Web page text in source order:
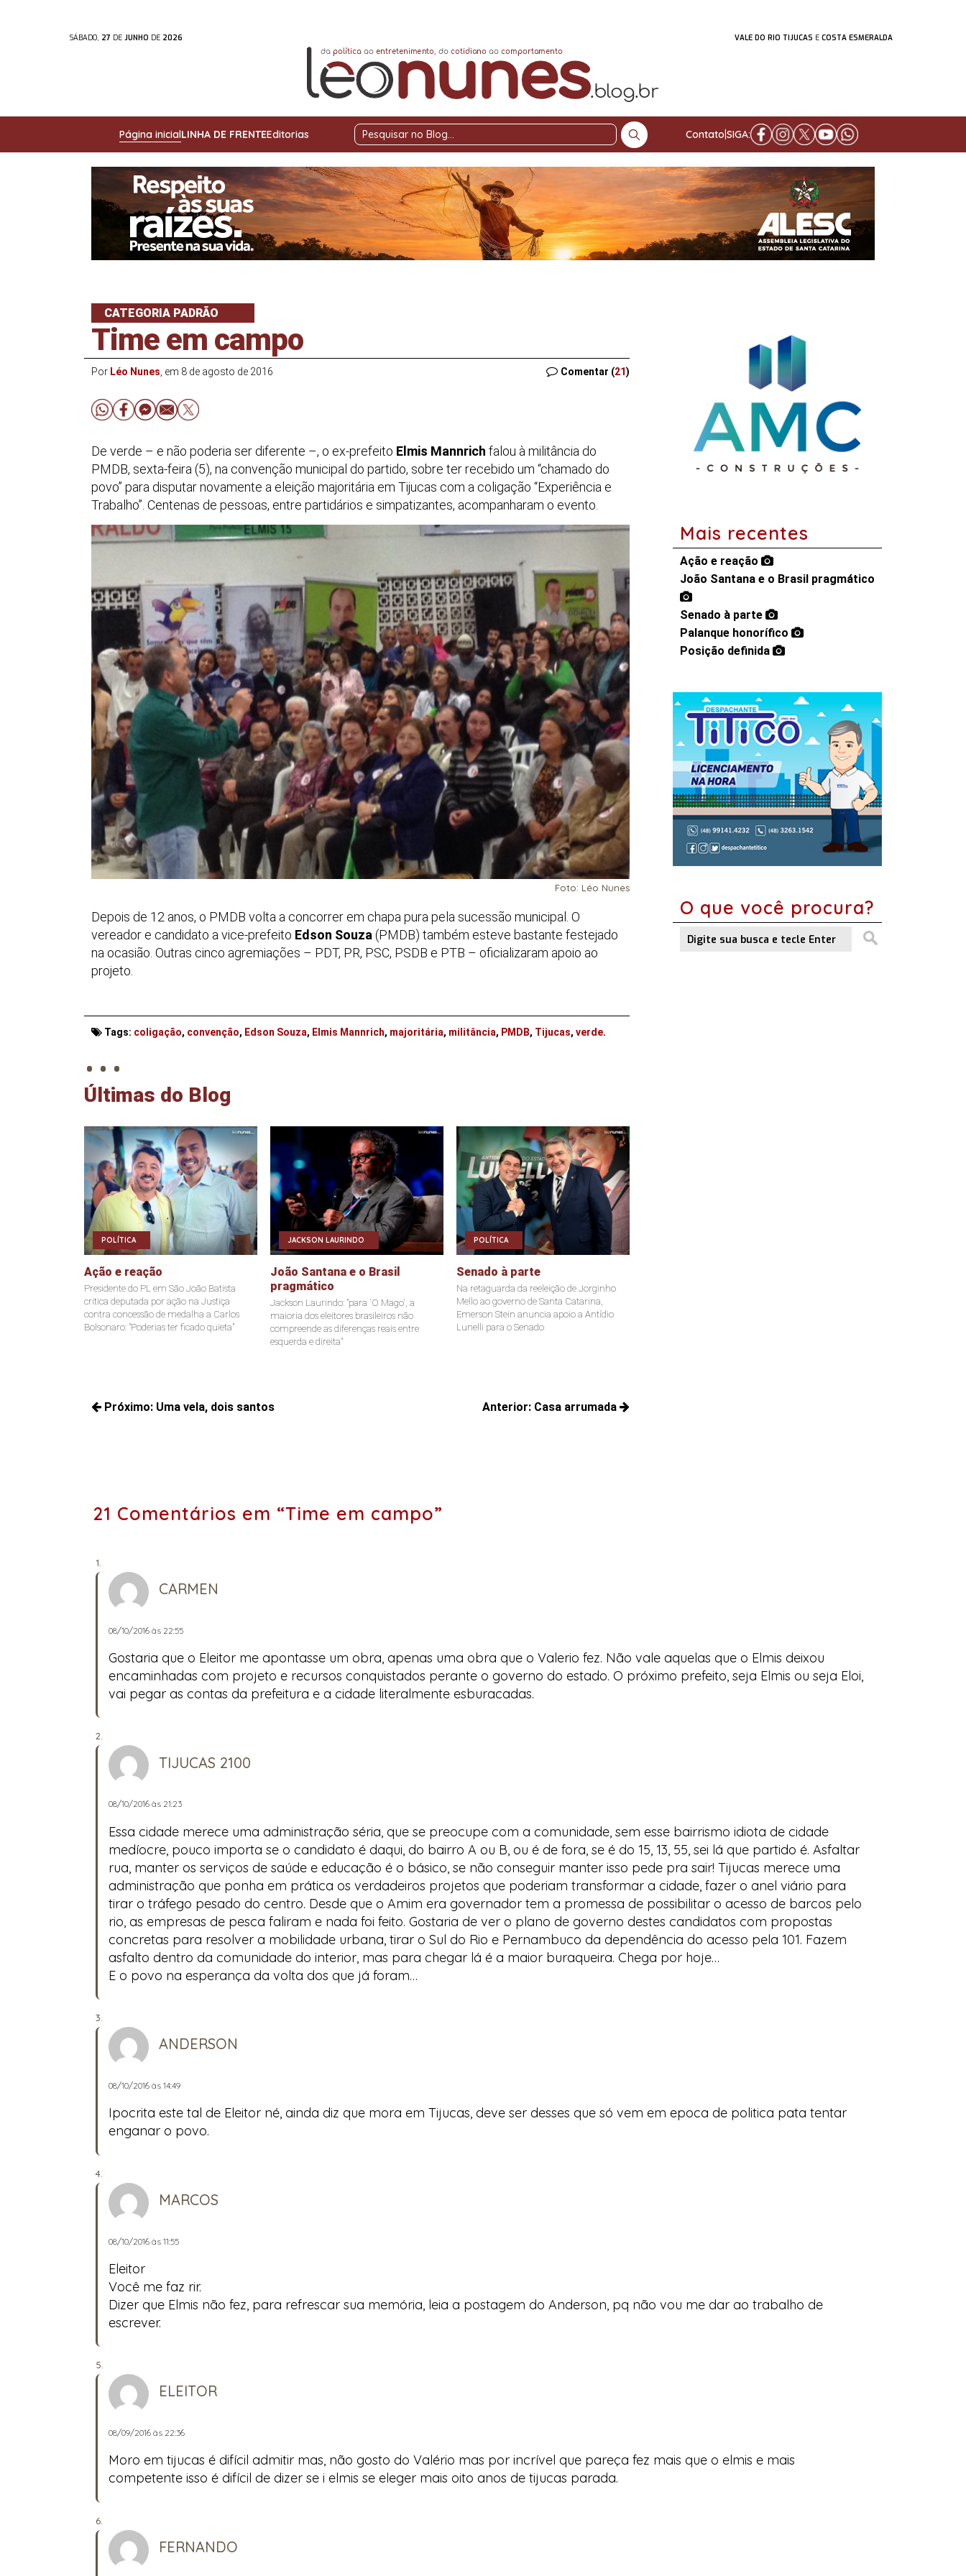
SÁBADO, 27 DE JUNHO DE 2026 VALE DO RIO TIJUCAS E COSTA ESMERALDA
Página inicialLINHA DE FRENTEEditorias
Pesquisar
Contato SIGA:
CATEGORIA PADRÃO
Time em campo
Por Léo Nunes , em 8 de agosto de 2016 Comentar (21)
De verde – e não poderia ser diferente –, o ex-prefeito Elmis Mannrich falou à militância do
PMDB, sexta-feira (5), na convenção municipal do partido, sobre ter recebido um “chamado do
povo” para disputar novamente a eleição majoritária em Tijucas com a coligação “Experiência e
Trabalho”. Centenas de pessoas, entre partidários e simpatizantes, acompanharam o evento.
Foto: Léo Nunes
Depois de 12 anos, o PMDB volta a concorrer em chapa pura pela sucessão municipal. O
vereador e candidato a vice-prefeito Edson Souza (PMDB) também esteve bastante festejado
na ocasião. Outras cinco agremiações – PDT, PR, PSC, PSDB e PTB – oficializaram apoio ao
projeto.
Tags: coligação, convenção, Edson Souza, Elmis Mannrich, majoritária, militância, PMDB, Tijucas, verde.
. . .
Últimas do Blog
POLÍTICA
Ação e reação
Presidente do PL em São João Batista
critica deputada por ação na Justiça
contra concessão de medalha a Carlos
Bolsonaro: "Poderias ter ficado quieta"
JACKSON LAURINDO
João Santana e o Brasil
pragmático
Jackson Laurindo: "para 'O Mago', a
maioria dos eleitores brasileiros não
compreende as diferenças reais entre
esquerda e direita"
POLÍTICA
Senado à parte
Na retaguarda da reeleição de Jorginho
Mello ao governo de Santa Catarina,
Emerson Stein anuncia apoio a Antídio
Lunelli para o Senado
Navegação
Anterior: Casa arrumada
Próximo: Uma vela, dois santos
Mais recentes
Ação e reação
João Santana e o Brasil pragmático
Senado à parte
Palanque honorífico
Posição definida
O que você procura?
21 Comentários em “Time em campo”
CARMEN
08/10/2016 às 22:55
Gostaria que o Eleitor me apontasse um obra, apenas uma obra que o Valerio fez. Não vale aquelas que o Elmis deixou
encaminhadas com projeto e recursos conquistados perante o governo do estado. O próximo prefeito, seja Elmis ou seja Eloi,
vai pegar as contas da prefeitura e a cidade literalmente esburacadas.
TIJUCAS 2100
08/10/2016 às 21:23
Essa cidade merece uma administração séria, que se preocupe com a comunidade, sem esse bairrismo idiota de cidade
medíocre, pouco importa se o candidato é daqui, do bairro A ou B, ou é de fora, se é do 15, 13, 55, sei lá que partido é. Asfaltar
rua, manter os serviços de saúde e educação é o básico, se não conseguir manter isso pede pra sair! Tijucas merece uma
administração que ponha em prática os verdadeiros projetos que poderiam transformar a cidade, fazer o anel viário para
tirar o tráfego pesado do centro. Desde que o Amim era governador tem a promessa de possibilitar o acesso de barcos pelo
rio, as empresas de pesca faliram e nada foi feito. Gostaria de ver o plano de governo destes candidatos com propostas
concretas para resolver a mobilidade urbana, tirar o Sul do Rio e Pernambuco da dependência do acesso pela 101. Fazem
asfalto dentro da comunidade do interior, mas para chegar lá é a maior buraqueira. Chega por hoje…
E o povo na esperança da volta dos que já foram…
ANDERSON
08/10/2016 às 14:49
Ipocrita este tal de Eleitor né, ainda diz que mora em Tijucas, deve ser desses que só vem em epoca de politica pata tentar
enganar o povo.
MARCOS
08/10/2016 às 11:55
Eleitor
Você me faz rir.
Dizer que Elmis não fez, para refrescar sua memória, leia a postagem do Anderson, pq não vou me dar ao trabalho de
escrever.
ELEITOR
08/09/2016 às 22:36
Moro em tijucas é difícil admitir mas, não gosto do Valério mas por incrível que pareça fez mais que o elmis e mais
competente isso é difícil de dizer se i elmis se eleger mais oito anos de tijucas parada.
FERNANDO